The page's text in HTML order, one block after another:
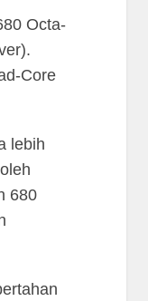
Octa-
Core
lebih
680